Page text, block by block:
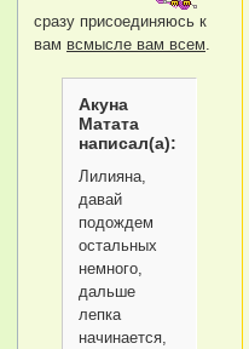
сразу присоединяюсь к
вам всмысле вам всем
Акуна
Матата
написал(а):
Лилияна,
давай
подождем
остальных
немного,
дальше
лепка
начинается,